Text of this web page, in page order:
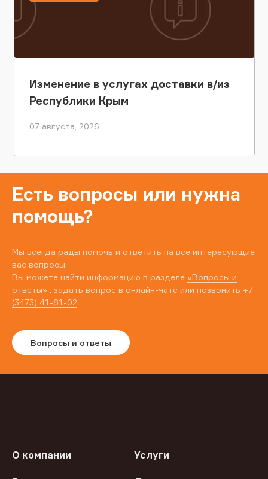
Изменение в услугах доставки в/из
Республики Крым
07 августа, 2026
Есть вопросы или нужна
помощь?
Мы всегда рады помочь и ответить на все интересующие
вас вопросы.
Вы можете найти информацию в разделе «Вопросы и
ответы» , задать вопрос в онлайн-чате или позвонить +7
(3473) 41-81-02
Вопросы и ответы
О компании Услуги